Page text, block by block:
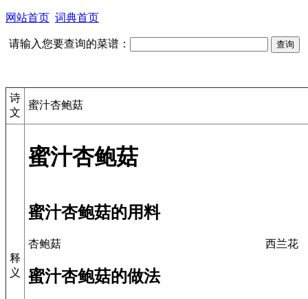
网站首页 词典首页
请输入您要查询的菜谱：
诗
文
蜜汁杏鲍菇
释
义
蜜汁杏鲍菇
蜜汁杏鲍菇的用料
杏鲍菇 西兰花
蜜汁杏鲍菇的做法